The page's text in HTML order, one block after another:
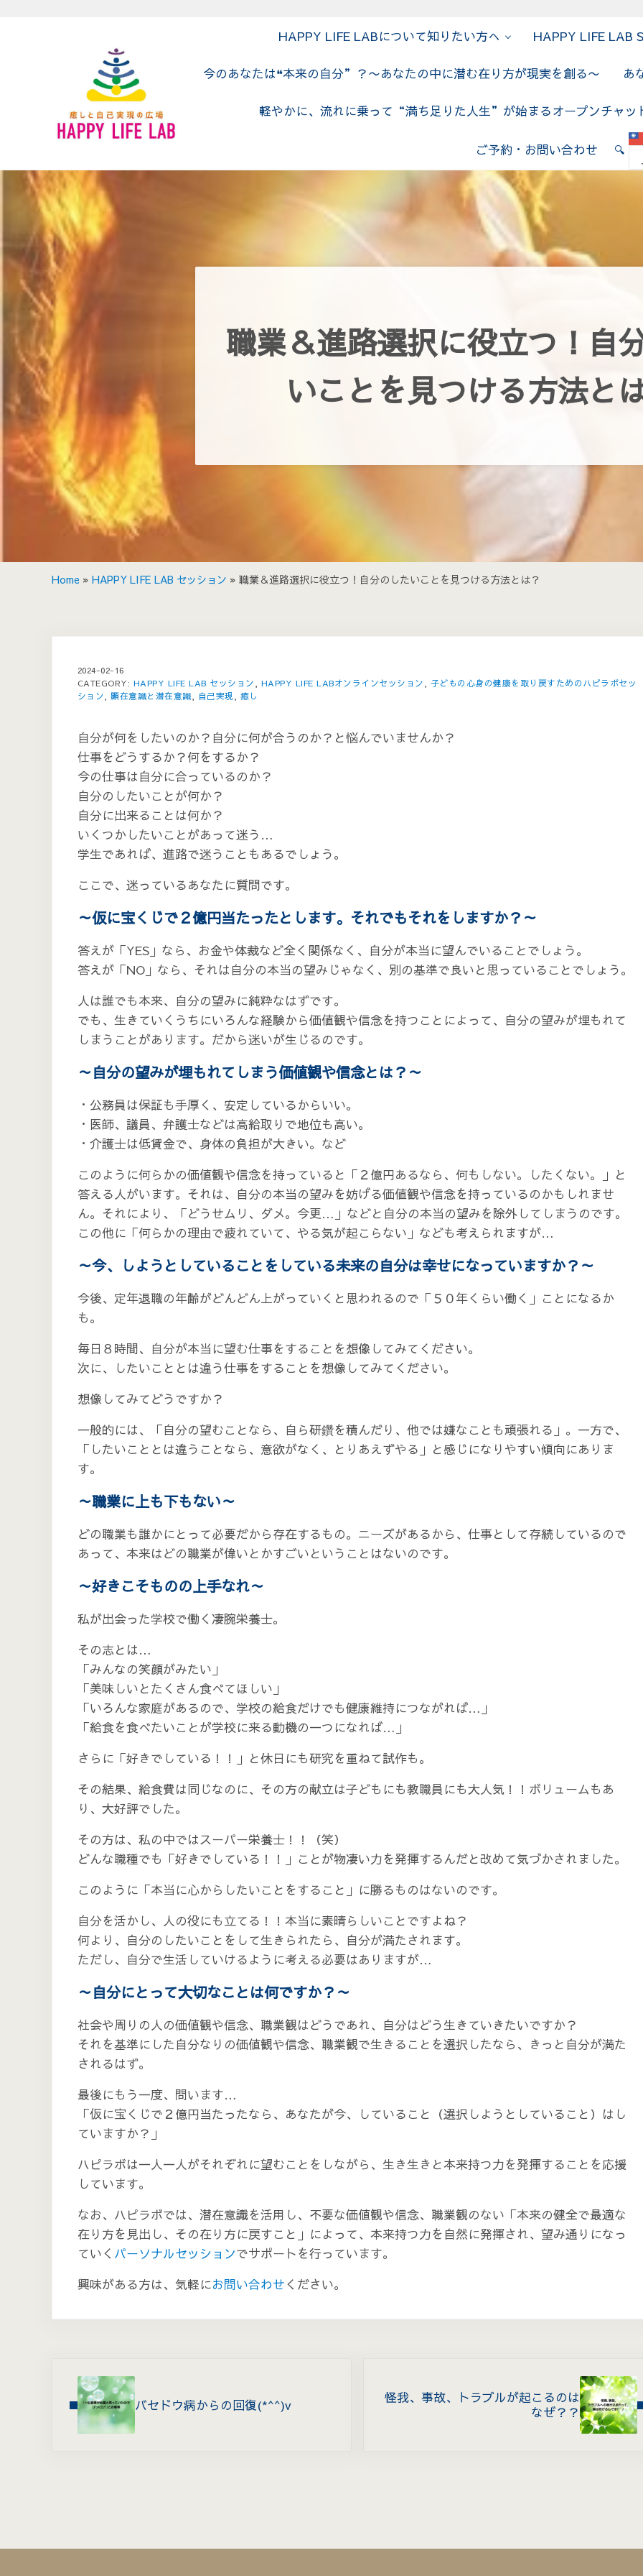
HAPPY LIFE LABについて知りたい方へ HAPPY LIFE LAB
今のあなたは❝本来の自分”？〜あなたの中に潜む在り方が現実を創る〜 あ
軽やかに、流れに乗って“満ち足りた人生”が始まるオープンチャッ
ご予約・お問い合わせ 🔍
職業＆進路選択に役立つ！自
いことを見つける方法と
Home » HAPPY LIFE LAB セッション » 職業＆進路選択に役立つ！自分のしたいことを見つける方法とは？
2024-02-16
CATEGORY: HAPPY LIFE LAB セッション HAPPY LIFE LABオンラインセッション
子どもの心身の健康を取り戻すためのハピラボセッ
ション ,顕在意識と潜在意識 自己実現 癒し
自分が何をしたいのか？自分に何が合うのか？と悩んでいませんか？
仕事をどうするか？何をするか？
今の仕事は自分に合っているのか？
自分のしたいことが何か？
自分に出来ることは何か？
いくつかしたいことがあって迷う…
学生であれば、進路で迷うこともあるでしょう。
ここで、迷っているあなたに質問です。
～仮に宝くじで２億円当たったとします。それでもそれをしますか？～
答えが「YES」なら、お金や体裁など全く関係なく、自分が本当に望んでいることでしょう。
答えが「NO」なら、それは自分の本当の望みじゃなく、別の基準で良いと思っていることでしょう。
人は誰でも本来、自分の望みに純粋なはずです。
でも、生きていくうちにいろんな経験から価値観や信念を持つことによって、自分の望みが埋もれて
しまうことがあります。だから迷いが生じるのです。
～自分の望みが埋もれてしまう価値観や信念とは？～
・公務員は保証も手厚く、安定しているからいい。
・医師、議員、弁護士などは高給取りで地位も高い。
・介護士は低賃金で、身体の負担が大きい。など
このように何らかの価値観や信念を持っていると「２億円あるなら、何もしない。したくない。」と
答える人がいます。それは、自分の本当の望みを妨げる価値観や信念を持っているのかもしれませ
ん。それにより、「どうせムリ、ダメ。今更…」などと自分の本当の望みを除外してしまうのです。
この他に「何らかの理由で疲れていて、やる気が起こらない」なども考えられますが…
～今、しようとしていることを している未来の自分は幸せになっていますか？～
今後、定年退職の年齢がどんどん上がっていくと思われるので「５０年くらい働く」ことになるか
も。
毎日８時間、自分が本当に望む仕事をすることを想像してみてください。
次に、したいこととは違う仕事をすることを想像してみてください。
想像してみてどうですか？
一般的には、「自分の望むことなら、自ら研鑽を積んだり、他では嫌なことも頑張れる」。一方で、
「したいこととは違うことなら、意欲がなく、とりあえずやる」と感じになりやすい傾向にありま
す。
～職業に上も下もない～
どの職業も誰かにとって必要だから存在するもの。ニーズがあるから、仕事として存続しているので
あって、本来はどの職業が偉いとかすごいということはないのです。
～好きこそものの上手なれ～
私が出会った学校で働く凄腕栄養士。
その志とは…
「みんなの笑顔がみたい」
「美味しいとたくさん食べてほしい」
「いろんな家庭があるので、学校の給食だけでも健康維持につながれば…」
「給食を食べたいことが学校に来る動機の一つになれば…」
さらに「好きでしている！！」と休日にも研究を重ねて試作も。
その結果、給食費は同じなのに、その方の献立は子どもにも教職員にも大人気！！ボリュームもあ
り、大好評でした。
その方は、私の中ではスーパー栄養士！！（笑）
どんな職種でも「好きでしている！！」ことが物凄い力を発揮するんだと改めて気づかされました。
このように「本当に心からしたいことをすること」に勝るものはないのです。
自分を活かし、人の役にも立てる！！本当に素晴らしいことですよね？
何より、自分のしたいことをして生きられたら、自分が満たされます。
ただし、自分で生活していけるように考える必要はありますが…
～自分にとって大切なことは何ですか？～
社会や周りの人の価値観や信念、職業観はどうであれ、自分はどう生きていきたいですか？
それを基準にした自分なりの価値観や信念、職業観で生きることを選択したなら、きっと自分が満た
されるはず。
最後にもう一度、問います…
「仮に宝くじで２億円当たったなら、あなたが今、していること（選択しようとしていること）はし
ていますか？」
ハピラボは一人一人がそれぞれに望むことをしながら、生き生きと本来持つ力を発揮することを応援
しています。
なお、ハピラボでは、潜在意識を活用し、不要な価値観や信念、職業観のない「本来の健全で最適な
在り方を見出し、その在り方に戻すこと」によって、本来持つ力を自然に発揮され、望み通りになっ
ていく パーソナルセッションでサポートを行っています。
興味がある方は、気軽にお問い合わせください。
バセドウ病からの回復(*^^)v
怪我、事故、トラブルが起こるのは
なぜ？？